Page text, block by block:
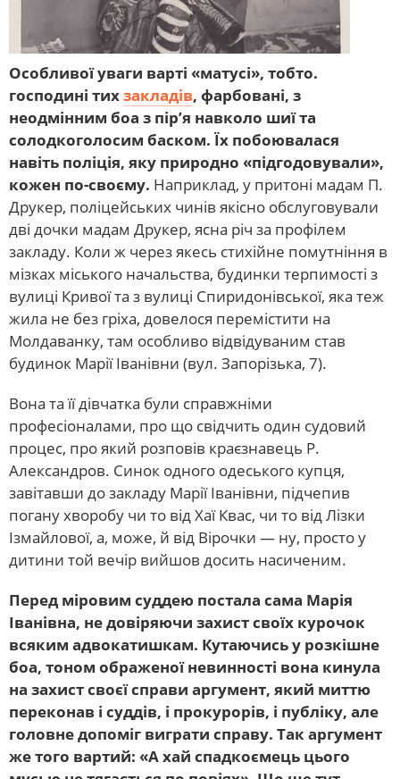
Особливої ​​уваги варті «матусі», тобто.
господині тихзакладів, фарбовані, з
неодмінним боа з пір’я навколо шиї та
солодкоголосим баском. Їх побоювалася
навіть поліція, яку природно «підгодовували»,
кожен по-своєму. Наприклад, у притоні мадам П.
Друкер, поліцейських чинів якісно обслуговували
дві дочки мадам Друкер, ясна річ за профілем
закладу. Коли ж через якесь стихійне помутніння в
мізках міського начальства, будинки терпимості з
вулиці Кривої та з вулиці Спиридонівської, яка теж
жила не без гріха, довелося перемістити на
Молдаванку, там особливо відвідуваним став
будинок Марії Іванівни (вул. Запорізька, 7).
Вона та її дівчатка були справжніми
професіоналами, про що свідчить один судовий
процес, про який розповів краєзнавець Р.
Александров. Синок одного одеського купця,
завітавши до закладу Марії Іванівни, підчепив
погану хворобу чи то від Хаї Квас, чи то від Лізки
Ізмайлової, а, може, й від Вірочки — ну, просто у
дитини той вечір вийшов досить насиченим.
Перед міровим суддею постала сама Марія
Іванівна, не довіряючи захист своїх курочок
всяким адвокатишкам. Кутаючись у розкішне
боа, тоном ображеної невинності вона кинула
на захист своєї справи аргумент, який миттю
переконав і суддів, і прокурорів, і публіку, але
головне допоміг виграти справу. Так аргумент
же того вартий: «А хай спадкоємець цього